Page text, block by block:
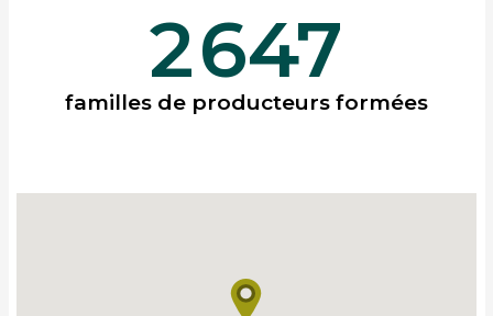
2647
familles de producteurs formées